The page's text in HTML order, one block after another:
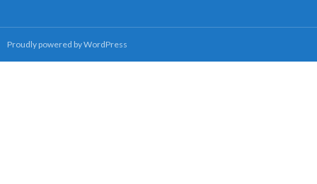
Proudly powered by WordPress